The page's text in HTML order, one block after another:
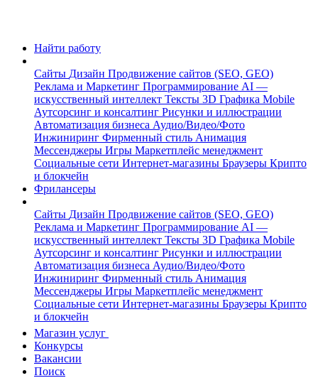
Найти работу
Сайты Дизайн Продвижение сайтов (SEO, GEO)
Реклама и Маркетинг Программирование AI —
искусственный интеллект Тексты 3D Графика Mobile
Аутсорсинг и консалтинг Рисунки и иллюстрации
Автоматизация бизнеса Аудио/Видео/Фото
Инжиниринг Фирменный стиль Анимация
Мессенджеры Игры Маркетплейс менеджмент
Социальные сети Интернет-магазины Браузеры Крипто
и блокчейн
Фрилансеры
Сайты Дизайн Продвижение сайтов (SEO, GEO)
Реклама и Маркетинг Программирование AI —
искусственный интеллект Тексты 3D Графика Mobile
Аутсорсинг и консалтинг Рисунки и иллюстрации
Автоматизация бизнеса Аудио/Видео/Фото
Инжиниринг Фирменный стиль Анимация
Мессенджеры Игры Маркетплейс менеджмент
Социальные сети Интернет-магазины Браузеры Крипто
и блокчейн
Магазин услуг
Конкурсы
Вакансии
Поиск